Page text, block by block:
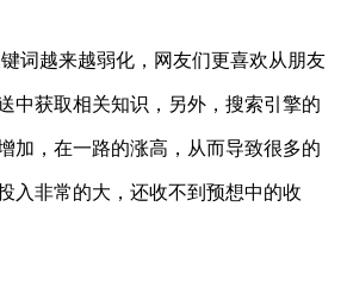
词越来越弱化，网友们更喜欢从朋友
中获取相关知识，另外，搜索引擎的
加，在一路的涨高，从而导致很多的
入非常的大，还收不到预想中的收